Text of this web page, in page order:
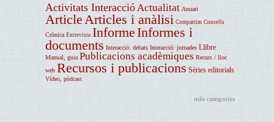
Activitats Interacció Actualitat Anuari
Article Articles i anàlisi Compartim Consells
Crònica Entrevista InformeInformes i
documents Interacció: debats Interacció: jornades Llibre
Manual, guia Publicacions acadèmiques Recurs / lloc
web Recursos i publicacions Sèries editorials
Vídeo, pòdcast
més categories